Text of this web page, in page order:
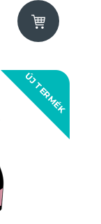
ÚJ TERMÉK